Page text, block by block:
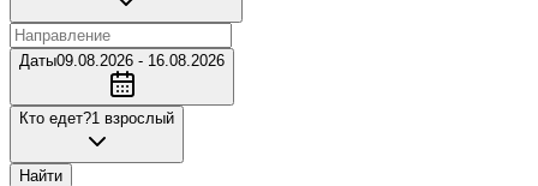
Даты09.08.2026 - 16.08.2026
Кто едет?1 взрослый
Найти